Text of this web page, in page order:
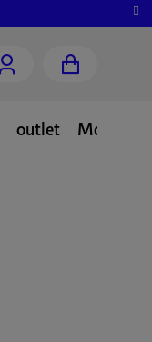
KOŠÍK
outlet Moje